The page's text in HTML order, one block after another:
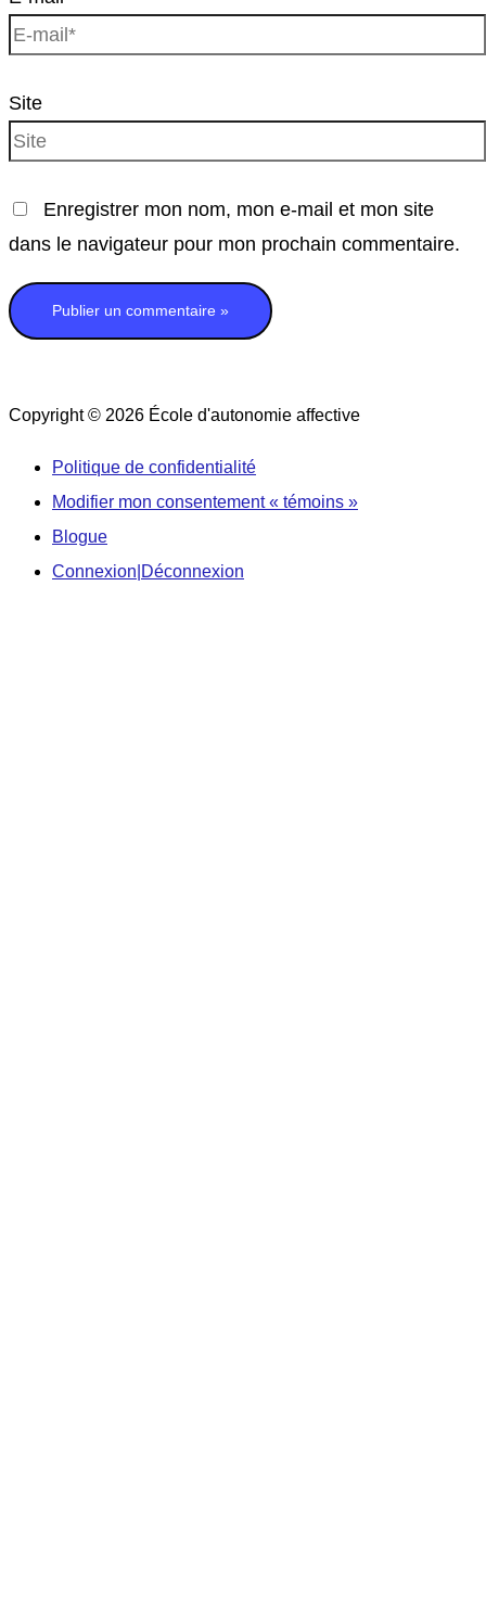
Site
Enregistrer mon nom, mon e-mail et mon site
dans le navigateur pour mon prochain commentaire.
Copyright © 2026 École d'autonomie affective
Politique de confidentialité
Modifier mon consentement « témoins »
Blogue
Connexion|Déconnexion